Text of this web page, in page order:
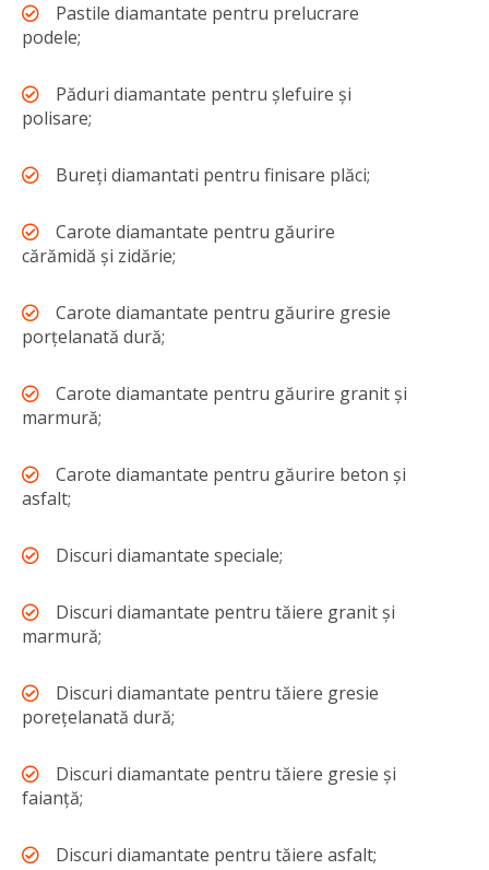
Pastile diamantate pentru prelucrare
podele;
Păduri diamantate pentru șlefuire și
polisare;
Bureți diamantati pentru finisare plăci;
Carote diamantate pentru găurire
cărămidă și zidărie;
Carote diamantate pentru găurire gresie
porțelanată dură;
Carote diamantate pentru găurire granit și
marmură;
Carote diamantate pentru găurire beton și
asfalt;
Discuri diamantate speciale;
Discuri diamantate pentru tăiere granit și
marmură;
Discuri diamantate pentru tăiere gresie
porețelanată dură;
Discuri diamantate pentru tăiere gresie și
faianță;
Discuri diamantate pentru tăiere asfalt;